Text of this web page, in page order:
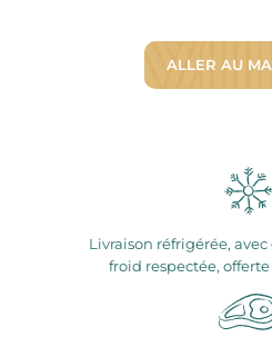
ALLER AU
Livraison réfrigérée,
froid respectée,